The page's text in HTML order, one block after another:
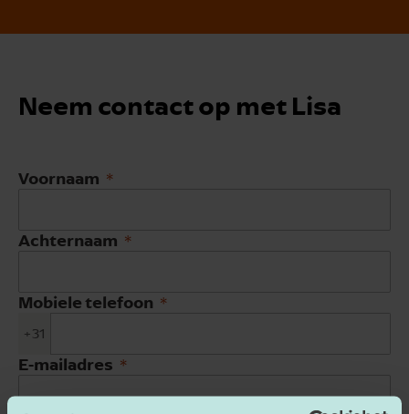
Neem contact op met Lisa
Voornaam
Achternaam
Mobiele telefoon
+31
E-mailadres